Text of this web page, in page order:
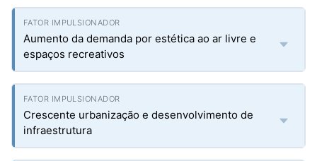
Aumento da demanda por estética ao ar livre e
espaços recreativos
Crescente urbanização e desenvolvimento de
infraestrutura